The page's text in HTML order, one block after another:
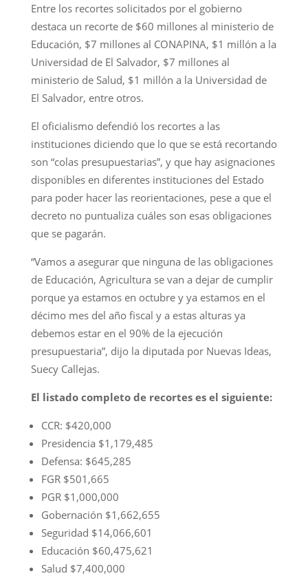
Entre los recortes solicitados por el gobierno
destaca un recorte de $60 millones al ministerio de
Educación, $7 millones al CONAPINA, $1 millón a la
Universidad de El Salvador, $7 millones al
ministerio de Salud, $1 millón a la Universidad de
El Salvador, entre otros.
El oficialismo defendió los recortes a las
instituciones diciendo que lo que se está recortando
son “colas presupuestarias”, y que hay asignaciones
disponibles en diferentes instituciones del Estado
para poder hacer las reorientaciones, pese a que el
decreto no puntualiza cuáles son esas obligaciones
que se pagarán.
“Vamos a asegurar que ninguna de las obligaciones
de Educación, Agricultura se van a dejar de cumplir
porque ya estamos en octubre y ya estamos en el
décimo mes del año fiscal y a estas alturas ya
debemos estar en el 90% de la ejecución
presupuestaria”, dijo la diputada por Nuevas Ideas,
Suecy Callejas.
El listado completo de recortes es el siguiente:
CCR: $420,000
Presidencia $1,179,485
Defensa: $645,285
FGR $501,665
PGR $1,000,000
Gobernación $1,662,655
Seguridad $14,066,601
Educación $60,475,621
Salud $7,400,000